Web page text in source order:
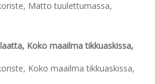
Matto tuulettumassa,
Koko maailma tikkuaskissa,
Koko maailma tikkuaskissa,